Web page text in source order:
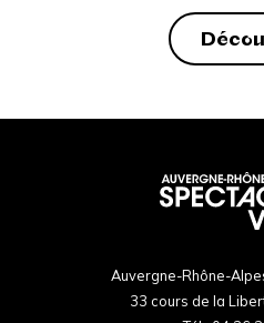
Auvergne-Rhône-
33 cours de la